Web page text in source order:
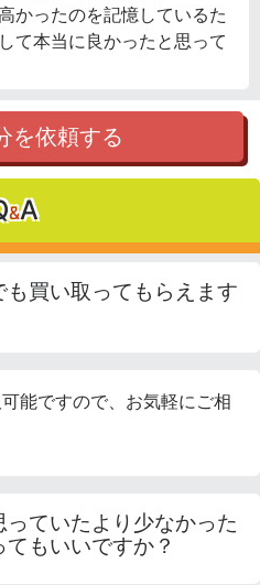
かったのを記憶しているた
て本当に良かったと思って
を依頼する
&A
も買い取ってもらえます
能ですので、お気軽にご相
っていたより少なかった
もいいですか？